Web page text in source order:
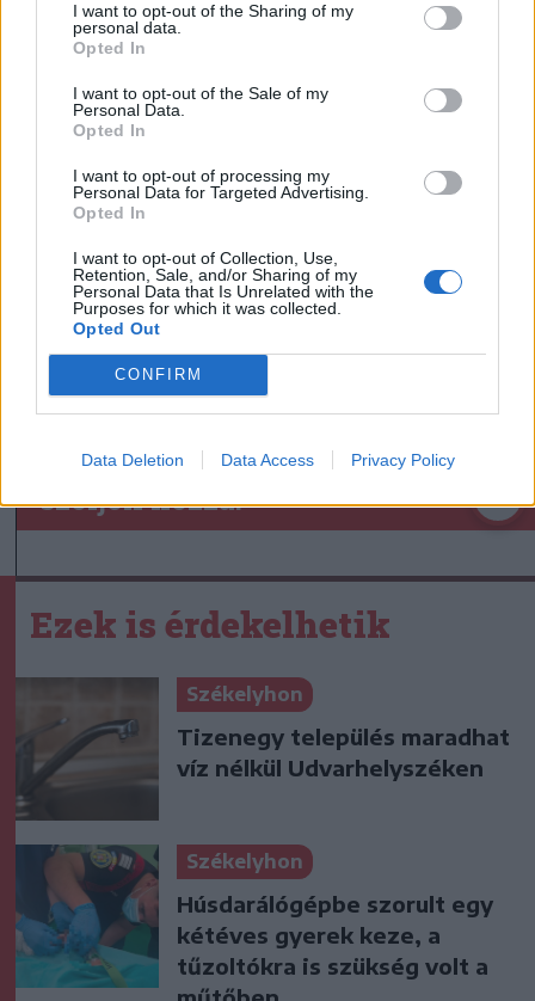
I want to opt-out of the Sharing of my
personal data.
Opted In
I want to opt-out of the Sale of my
Personal Data.
Opted In
I want to opt-out of processing my
Personal Data for Targeted Advertising.
Opted In
I want to opt-out of Collection, Use,
Retention, Sale, and/or Sharing of my
Personal Data that Is Unrelated with the
Purposes for which it was collected.
Opted Out
CONFIRM
Data Deletion Data Access Privacy Policy
FOTÓ: CSATÓ ANDREA
Székelyudvarhely
szóljon hozzá!
Ezek is érdekelhetik
Székelyhon
Tizenegy település maradhat
víz nélkül Udvarhelyszéken
Székelyhon
Húsdarálógépbe szorult egy
kétéves gyerek keze, a
tűzoltókra is szükség volt a